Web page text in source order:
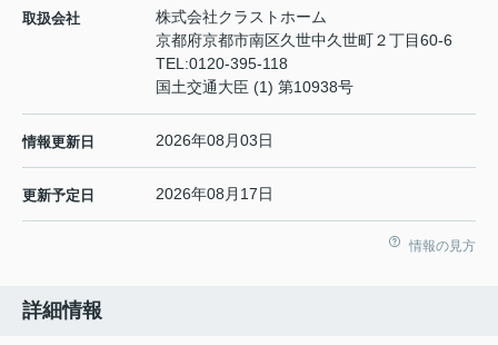
取扱会社
株式会社クラストホーム
京都府京都市南区久世中久世町２丁目60-6
TEL:0120-395-118
国土交通大臣 (1) 第10938号
情報更新日 2026年08月03日
更新予定日 2026年08月17日
情報の見方
詳細情報